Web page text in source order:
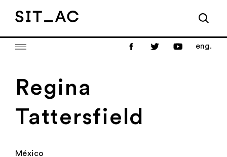
eng.
Regina
Tattersfield
México